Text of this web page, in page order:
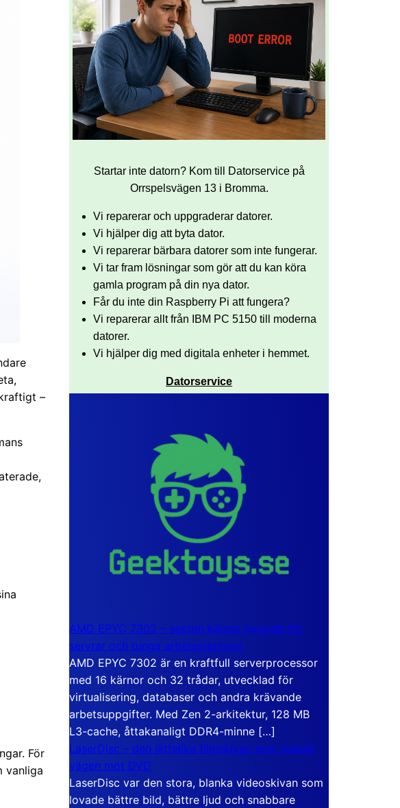
–
För
vanliga
Startar inte datorn? Kom till Datorservice på
Orrspelsvägen 13 i Bromma.
Vi reparerar och uppgraderar datorer.
Vi hjälper dig att byta dator.
Vi reparerar bärbara datorer som inte fungerar.
Vi tar fram lösningar som gör att du kan köra
gamla program på din nya dator.
Får du inte din Raspberry Pi att fungera?
Vi reparerar allt från IBM PC 5150 till moderna
datorer.
Vi hjälper dig med digitala enheter i hemmet.
Datorservice
AMD EPYC 7302 – sexton kärnor byggda för
servrar och tunga arbetsstationer
AMD EPYC 7302 är en kraftfull serverprocessor
med 16 kärnor och 32 trådar, utvecklad för
virtualisering, databaser och andra krävande
arbetsuppgifter. Med Zen 2-arkitektur, 128 MB
L3-cache, åttakanaligt DDR4-minne […]
LaserDisc – den jättelika filmskivan som visade
vägen mot DVD
LaserDisc var den stora, blanka videoskivan som
lovade bättre bild, bättre ljud och snabbare